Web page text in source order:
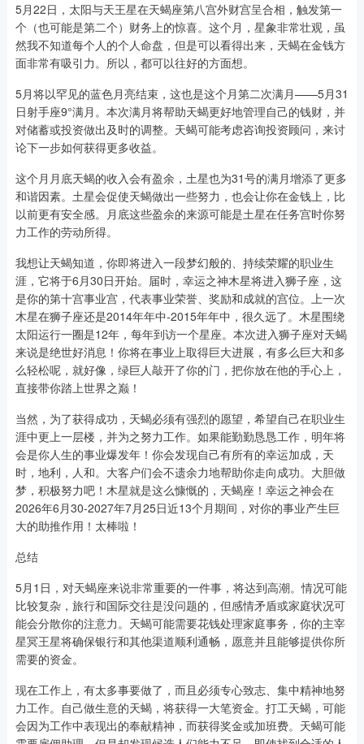
5月22日，太阳与天王星在天蝎座第八宫外财宫呈合相，触发第一
个（也可能是第二个）财务上的惊喜。这个月，星象非常壮观，虽
然我不知道每个人的个人命盘，但是可以看得出来，天蝎在金钱方
面非常有吸引力。所以，都可以往好的方面想。
5月将以罕见的蓝色月亮结束，这也是这个月第二次满月——5月31
日射手座9°满月。本次满月将帮助天蝎更好地管理自己的钱财，并
对储蓄或投资做出及时的调整。天蝎可能考虑咨询投资顾问，来讨
论下一步如何获得更多收益。
这个月月底天蝎的收入会有盈余，土星也为31号的满月增添了更多
和谐因素。土星会促使天蝎做出一些努力，也会让你在金钱上，比
以前更有安全感。月底这些盈余的来源可能是土星在任务宫时你努
力工作的劳动所得。
我想让天蝎知道，你即将进入一段梦幻般的、持续荣耀的职业生
涯，它将于6月30日开始。届时，幸运之神木星将进入狮子座，这
是你的第十宫事业宫，代表事业荣誉、奖励和成就的宫位。上一次
木星在狮子座还是2014年年中-2015年年中，很久远了。木星围绕
太阳运行一圈是12年，每年到访一个星座。本次进入狮子座对天蝎
来说是绝世好消息！你将在事业上取得巨大进展，有多么巨大和多
么轻松呢，就好像，绿巨人敲开了你的门，把你放在他的手心上，
直接带你踏上世界之巅！
当然，为了获得成功，天蝎必须有强烈的愿望，希望自己在职业生
涯中更上一层楼，并为之努力工作。如果能勤勤恳恳工作，明年将
会是你人生的事业爆发年！你会发现自己有所有的幸运加成，天
时，地利，人和。大客户们会不遗余力地帮助你走向成功。大胆做
梦，积极努力吧！木星就是这么慷慨的，天蝎座！幸运之神会在
2026年6月30-2027年7月25日近13个月期间，对你的事业产生巨
大的助推作用！太棒啦！
总结
5月1日，对天蝎座来说非常重要的一件事，将达到高潮。情况可能
比较复杂，旅行和国际交往是没问题的，但感情矛盾或家庭状况可
能会分散你的注意力。天蝎可能需要花钱处理家庭事务，你的主宰
星冥王星将确保银行和其他渠道顺利通畅，愿意并且能够提供你所
需要的资金。
现在工作上，有太多事要做了，而且必须专心致志、集中精神地努
力工作。自己做生意的天蝎，将获得一大笔资金。打工天蝎，可能
会因为工作中表现出的奉献精神，而获得奖金或加班费。天蝎可能